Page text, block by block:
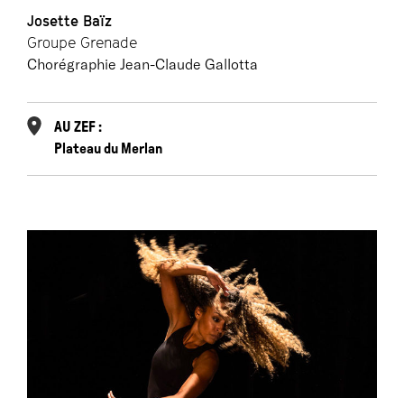
Josette Baïz
Groupe Grenade
Chorégraphie Jean-Claude Gallotta
AU ZEF :
Plateau du Merlan